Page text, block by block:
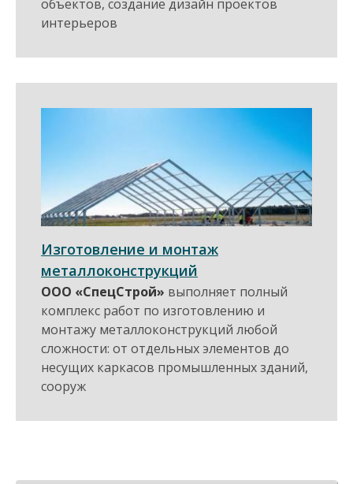
объектов, создание дизайн проектов
интерьеров
Изготовление и монтаж
металлоконструкций
ООО «СпецСтрой» выполняет полный
комплекс работ по изготовлению и
монтажу металлоконструкций любой
сложности: от отдельных элементов до
несущих каркасов промышленных зданий,
сооруж